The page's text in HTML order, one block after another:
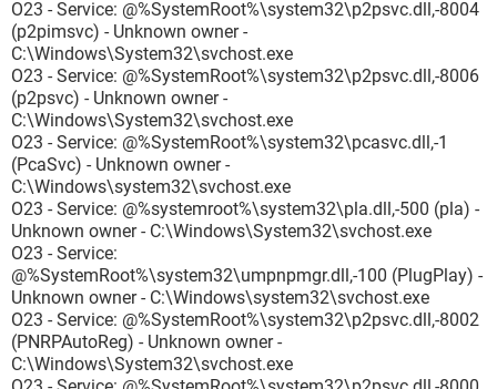
O23 - Service: @%SystemRoot%\system32\p2psvc.dll,-8004
(p2pimsvc) - Unknown owner -
C:\Windows\System32\svchost.exe
O23 - Service: @%SystemRoot%\system32\p2psvc.dll,-8006
(p2psvc) - Unknown owner -
C:\Windows\System32\svchost.exe
O23 - Service: @%SystemRoot%\system32\pcasvc.dll,-1
(PcaSvc) - Unknown owner -
C:\Windows\system32\svchost.exe
O23 - Service: @%systemroot%\system32\pla.dll,-500 (pla) -
Unknown owner - C:\Windows\System32\svchost.exe
O23 - Service:
@%SystemRoot%\system32\umpnpmgr.dll,-100 (PlugPlay) -
Unknown owner - C:\Windows\system32\svchost.exe
O23 - Service: @%SystemRoot%\system32\p2psvc.dll,-8002
(PNRPAutoReg) - Unknown owner -
C:\Windows\System32\svchost.exe